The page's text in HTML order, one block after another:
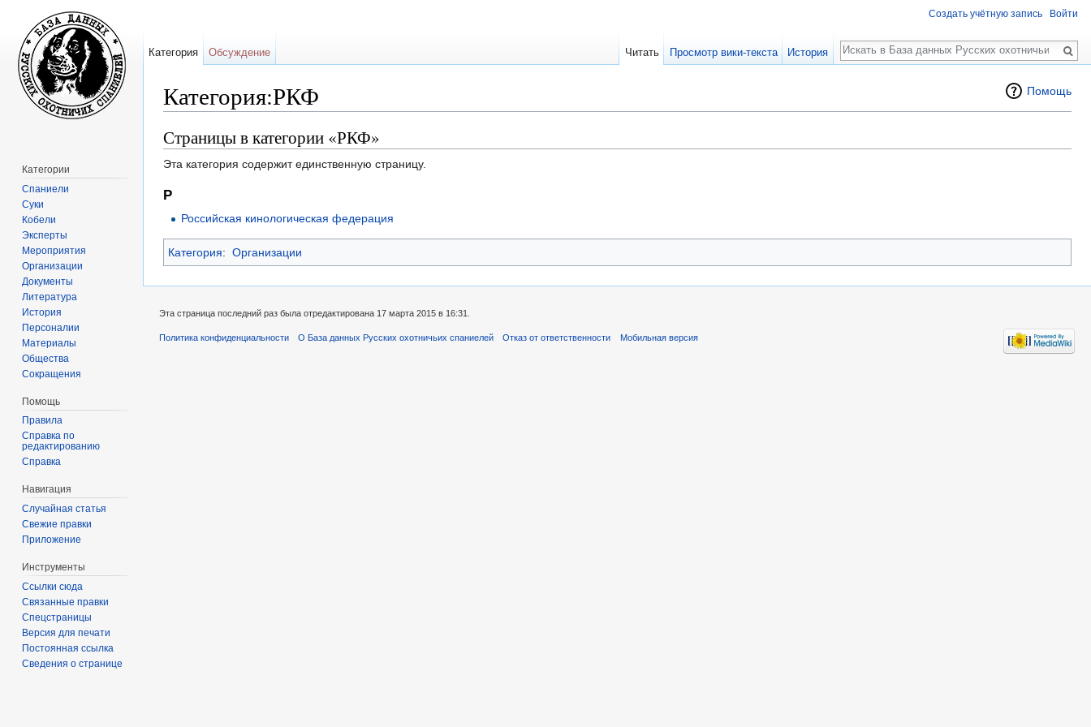
Помощь
Категория:РКФ
Страницы в категории «РКФ»
Эта категория содержит единственную страницу.
Р
Российская кинологическая федерация
Категория: Организации
Создать учётную запись Войти
Категория Обсуждение Читать Просмотр вики-текста История
Поиск
Категории
Спаниели
Суки
Кобели
Эксперты
Мероприятия
Организации
Документы
Литература
История
Персоналии
Материалы
Общества
Сокращения
Помощь
Правила
Справка по
редактированию
Справка
Навигация
Случайная статья
Свежие правки
Приложение
Инструменты
Ссылки сюда
Связанные правки
Спецстраницы
Версия для печати
Постоянная ссылка
Сведения о странице
Эта страница последний раз была отредактирована 17 марта 2015 в 16:31.
Политика конфиденциальности О База данных Русских охотничьих спаниелей Отказ от ответственности Мобильная версия